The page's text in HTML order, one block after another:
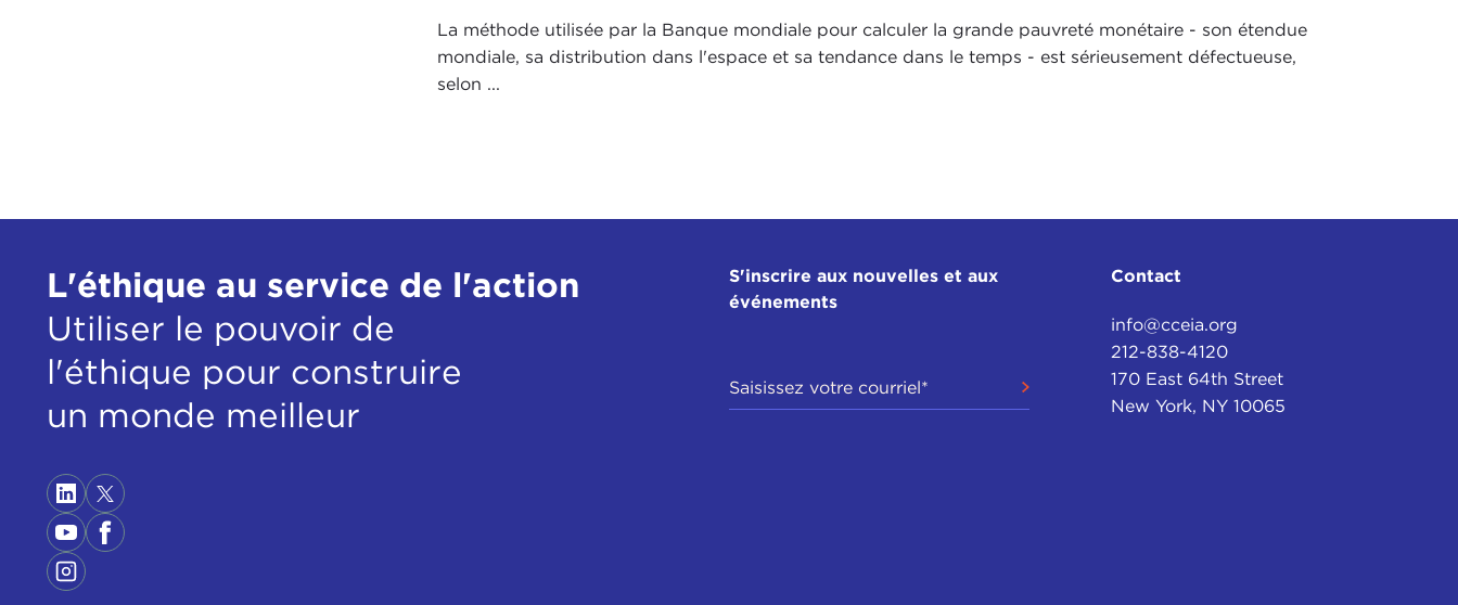
La méthode utilisée par la Banque mondiale pour calculer la grande pauvreté monétaire - son étendue
mondiale, sa distribution dans l'espace et sa tendance dans le temps - est sérieusement défectueuse,
selon ...
L'éthique au service de l'action
Utiliser le pouvoir de
l'éthique pour construire
un monde meilleur
S'inscrire aux nouvelles et aux
événements
Contact
info@cceia.org
212-838-4120
170 East 64th Street
New York, NY 10065